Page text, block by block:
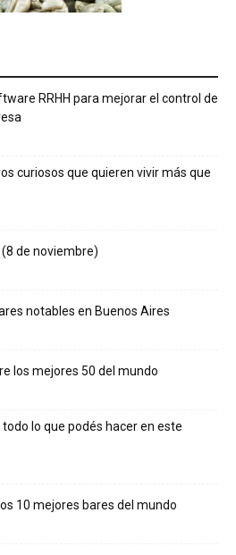
RRHH para mejorar el control de
curiosos que quieren vivir más que
(8 de noviembre)
notables en Buenos Aires
los mejores 50 del mundo
lo que podés hacer en este
10 mejores bares del mundo